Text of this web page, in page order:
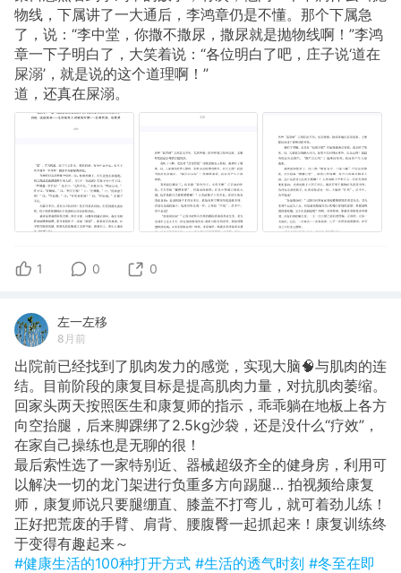
物线，下属讲了一大通后，李鸿章仍是不懂。那个下属急
了，说：“李中堂，你撒不撒尿，撒尿就是抛物线啊！”李鸿
章一下子明白了，大笑着说：“各位明白了吧，庄子说‘道在
屎溺’，就是说的这个道理啊！”
道，还真在屎溺。
1 0 0
左一左移
8月前
出院前已经找到了肌肉发力的感觉，实现大脑🧠与肌肉的连
结。目前阶段的康复目标是提高肌肉力量，对抗肌肉萎缩。
回家头两天按照医生和康复师的指示，乖乖躺在地板上各方
向空抬腿，后来脚踝绑了2.5kg沙袋，还是没什么“疗效”，
在家自己操练也是无聊的很！
最后索性选了一家特别近、器械超级齐全的健身房，利用可
以解决一切的龙门架进行负重多方向踢腿… 拍视频给康复
师，康复师说只要腿绷直、膝盖不打弯儿，就可着劲儿练！
正好把荒废的手臂、肩背、腰腹臀一起抓起来！康复训练终
于变得有趣起来～
#健康生活的100种打开方式 #生活的透气时刻 #冬至在即